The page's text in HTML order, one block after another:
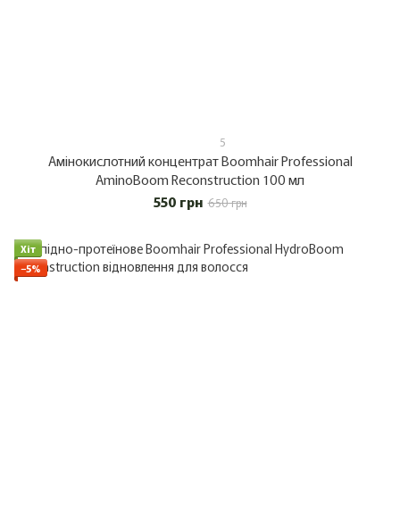
5
Амінокислотний концентрат Boomhair Professional
AminoBoom Reconstruction 100 мл
550 грн 650 грн
Хіт
−5%